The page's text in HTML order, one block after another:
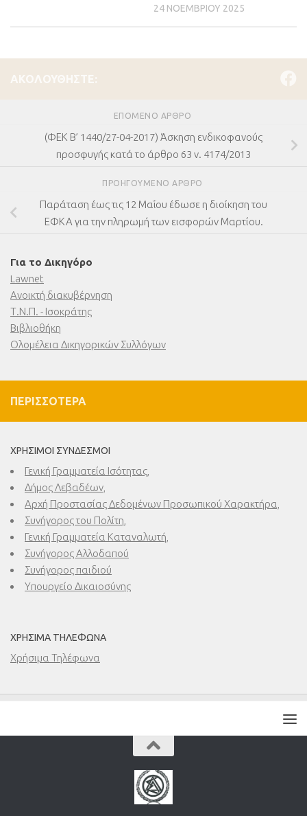
24 ΝΟΕΜΒΡΊΟΥ 2025
ΑΚΟΛΟΥΘΉΣΤΕ:
ΕΠΌΜΕΝΟ ΆΡΘΡΟ
(ΦΕΚ Β’ 1440/27-04-2017) Άσκηση ενδικοφανούς
προσφυγής κατά το άρθρο 63 ν. 4174/2013
ΠΡΟΗΓΟΎΜΕΝΟ ΆΡΘΡΟ
Παράταση έως τις 12 Μαΐου έδωσε η διοίκηση του
ΕΦΚΑ για την πληρωμή των εισφορών Μαρτίου.
Για το Δικηγόρο
Lawnet
Ανοικτή διακυβέρνηση
Τ.Ν.Π. - Ισοκράτης
Βιβλιοθήκη
Ολομέλεια Δικηγορικών Συλλόγων
ΠΕΡΙΣΣΌΤΕΡΑ
ΧΡΉΣΙΜΟΙ ΣΎΝΔΕΣΜΟΙ
Γενική Γραμματεία Ισότητας,
Δήμος Λεβαδέων,
Αρχή Προστασίας Δεδομένων Προσωπικού Χαρακτήρα,
Συνήγορος του Πολίτη,
Γενική Γραμματεία Καταναλωτή,
Συνήγορος Αλλοδαπού
Συνήγορος παιδιού
Υπουργείο Δικαιοσύνης
ΧΡΉΣΙΜΑ ΤΗΛΈΦΩΝΑ
Χρήσιμα Τηλέφωνα